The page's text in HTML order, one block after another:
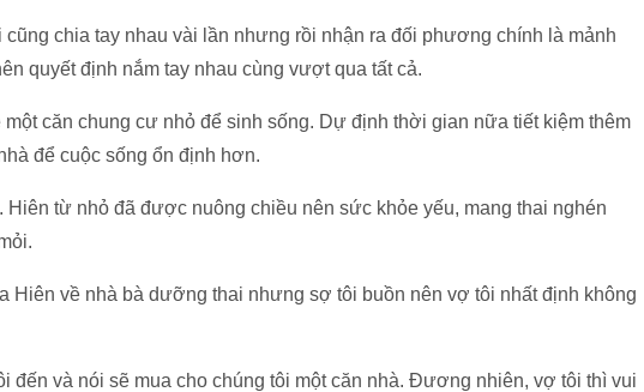
cũng chia tay nhau vài lần nhưng rồi nhận ra đối phương chính là mảnh
quyết định nắm tay nhau cùng vượt qua tất cả.
căn chung cư nhỏ để sinh sống. Dự định thời gian nữa tiết kiệm thêm
để cuộc sống ổn định hơn.
từ nhỏ đã được nuông chiều nên sức khỏe yếu, mang thai nghén
Hiên về nhà bà dưỡng thai nhưng sợ tôi buồn nên vợ tôi nhất định không
đến và nói sẽ mua cho chúng tôi một căn nhà. Đương nhiên, vợ tôi thì vui